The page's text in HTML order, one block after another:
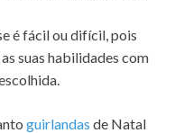
é fácil ou difícil, pois
suas habilidades com
guirlandas de Natal